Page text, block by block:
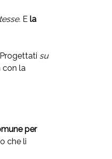
E la
su
con la
per
che li